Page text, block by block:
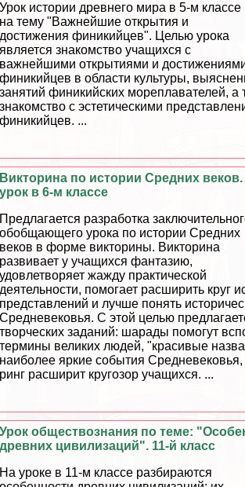
Урок истории древнего мира в 5-м классе
на тему "Важнейшие открытия и
достижения финикийцев". Целью урока
является знакомство учащихся с
важнейшими открытиями и
финикийцев в области культуры,
занятий финикийских мореплавателей, а
знакомство с эстетическими
финикийцев. ...
Викторина по истории Средних
урок в 6-м классе
Предлагается разработка
обобщающего урока по истории Средних
веков в форме викторины. Викторина
развивает у учащихся фантазию,
удовлетворяет жажду пpaктической
деятельности, помогает расширить круг
представлений и лучше понять
Средневековья. С этой целью
творческих заданий: шарады помогут
термины великих людей, "красивые
наиболее яркие события
ринг расширит кругозор учащихся. ...
Урок обществознания по теме:
древних цивилизаций". 11-й класс
На уроке в 11-м классе разбираются